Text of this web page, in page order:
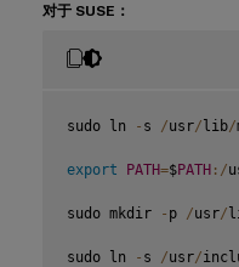
对于 SUSE：
sudo ln - s /usr/lib/
export PATH=$PATH : /
sudo mkdir - p /usr/
sudo ln - s /usr/